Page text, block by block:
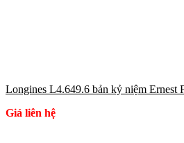
Longines L4.649.6 bản kỷ niệm Ernest
Giá liên hệ